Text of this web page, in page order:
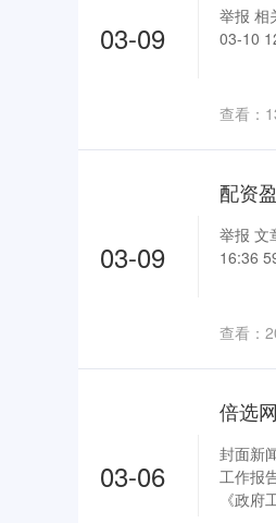
03-09
举报 相
03-10
查看：
03-09
配资
举报 文
16:36
查看：
03-06
封面新
工作报
《政府